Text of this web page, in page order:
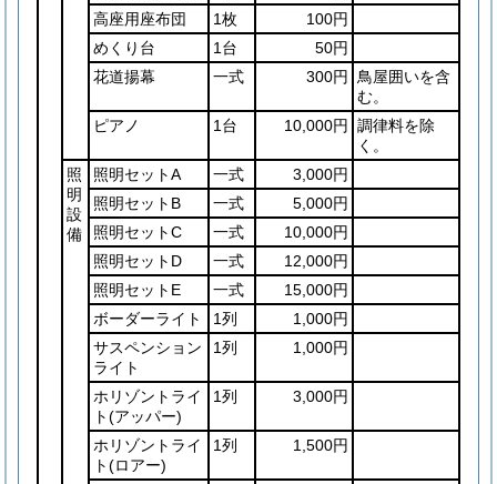
高座用座布団
1枚
100円
めくり台
1台
50円
花道揚幕
一式 300円
鳥屋囲いを含
む。
ピアノ
1台 10,000円
調律料を除
く。
照
明
設
備
照明セットA 一式
3,000円
照明セットB
一式
5,000円
照明セットC
一式
10,000円
照明セットD
一式
12,000円
照明セットE
一式
15,000円
ボーダーライト
1列
1,000円
サスペンション
ライト
1列 1,000円
ホリゾントライ
ト(アッパー)
1列 3,000円
ホリゾントライ
ト(ロアー)
1列 1,500円